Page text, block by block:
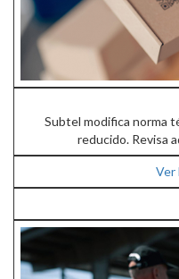
Subtel modifica norma
reducido. Revisa
Ver